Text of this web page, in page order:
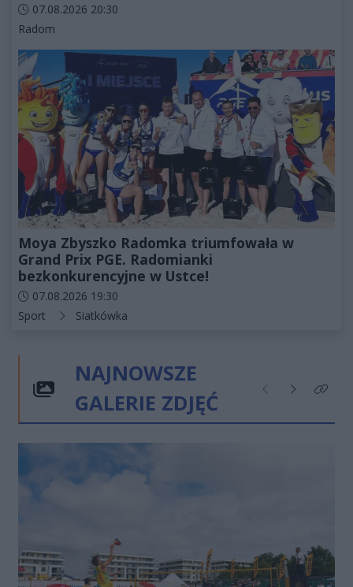
Data dodania artykułu:
07.08.2026 20:30
Kategorie artykułu:
Radom
Moya Zbyszko Radomka triumfowała w
Grand Prix PGE. Radomianki
bezkonkurencyjne w Ustce!
Data dodania artykułu:
07.08.2026 19:30
Kategorie artykułu:
Sport Siatkówka
NAJNOWSZE
GALERIE ZDJĘĆ
Poprzednie
NastępneKliknij